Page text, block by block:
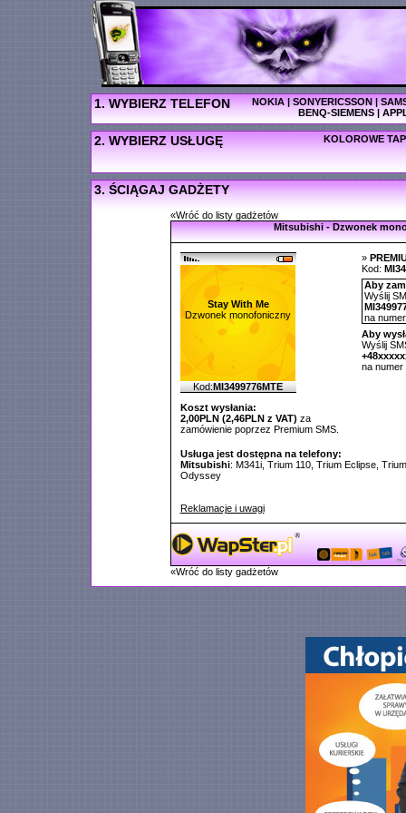
1. WYBIERZ TELEFON NOKIA|SONYERICSSON|
BENQ-SIEMENS|
2. WYBIERZ USŁUGĘ KOLOROWE
3. ŚCIĄGAJ GADŻETY
«Wróć do listy gadżetów
Mitsubishi - Dzwonek
Stay With Me
Dzwonek monofoniczny
Kod:MI3499776MTE
Koszt wysłania:
2,00PLN (2,46PLN z VAT) za
zamówienie poprzez Premium SMS.
»
Kod:
Aby
Wyślij
na
Aby
Wyślij
na numer
Usługa jest dostępna na telefony:
Mitsubishi: M341i, Trium 110, Trium Eclipse,
Odyssey
Reklamacje i uwagi
«Wróć do listy gadżetów